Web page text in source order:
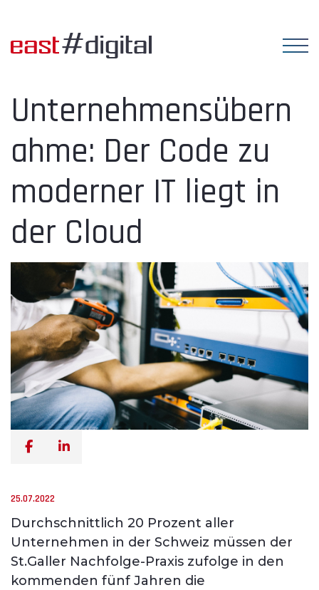
Unternehmensübern
ahme: Der Code zu
moderner IT liegt in
der Cloud
25.07.2022
Durchschnittlich 20 Prozent aller
Unternehmen in der Schweiz müssen der
St.Galler Nachfolge-Praxis zufolge in den
kommenden fünf Jahren die